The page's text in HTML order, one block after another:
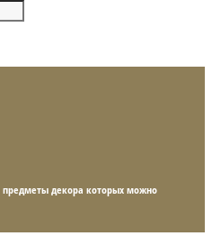
предметы декора которых можно